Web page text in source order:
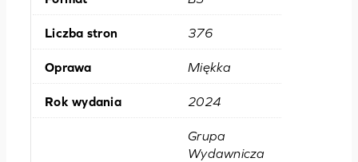
Liczba stron 376
Oprawa Miękka
Rok wydania 2024
Grupa
Wydawnicza